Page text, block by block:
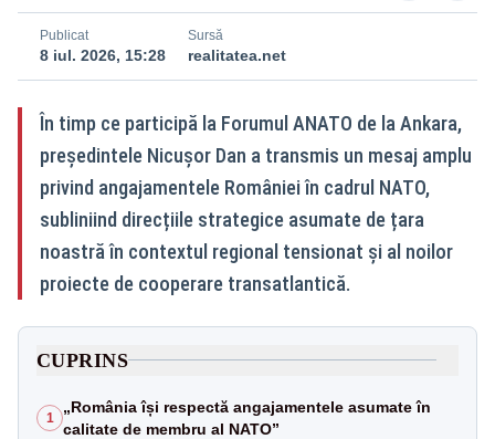
Publicat
8 iul. 2026, 15:28
Sursă
realitatea.net
În timp ce participă la Forumul ANATO de la Ankara,
președintele Nicușor Dan a transmis un mesaj amplu
privind angajamentele României în cadrul NATO,
subliniind direcțiile strategice asumate de țara
noastră în contextul regional tensionat și al noilor
proiecte de cooperare transatlantică.
CUPRINS
1
„România își respectă angajamentele asumate în
calitate de membru al NATO”